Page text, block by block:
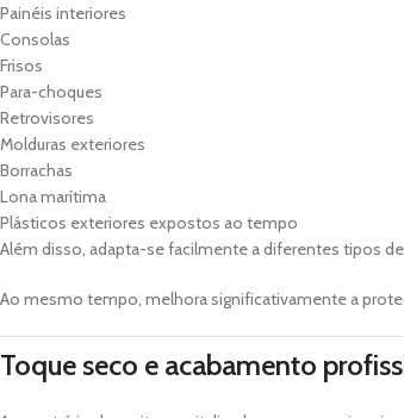
Painéis interiores
Consolas
Frisos
Para-choques
Retrovisores
Molduras exteriores
Borrachas
Lona marítima
Plásticos exteriores expostos ao tempo
Além disso, adapta-se facilmente a diferentes tipos
Ao mesmo tempo, melhora significativamente a
Toque seco e acabamento